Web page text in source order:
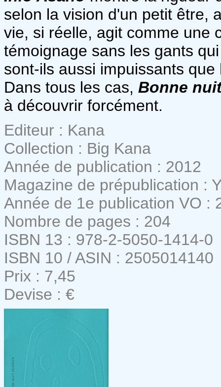
selon la vision d'un petit être,
vie, si réelle, agit comme une
témoignage sans les gants
sont-ils aussi impuissants
Dans tous les cas, Bonne
à découvrir forcément.
Editeur : Kana
Collection : Big Kana
Année de publication : 2012
Magazine de prépublication :
Année de 1e publication VO :
Nombre de pages : 204
ISBN 13 : 978-2-5050-1414-0
ISBN 10 / ASIN : 2505014140
Prix : 7,45
Devise : €